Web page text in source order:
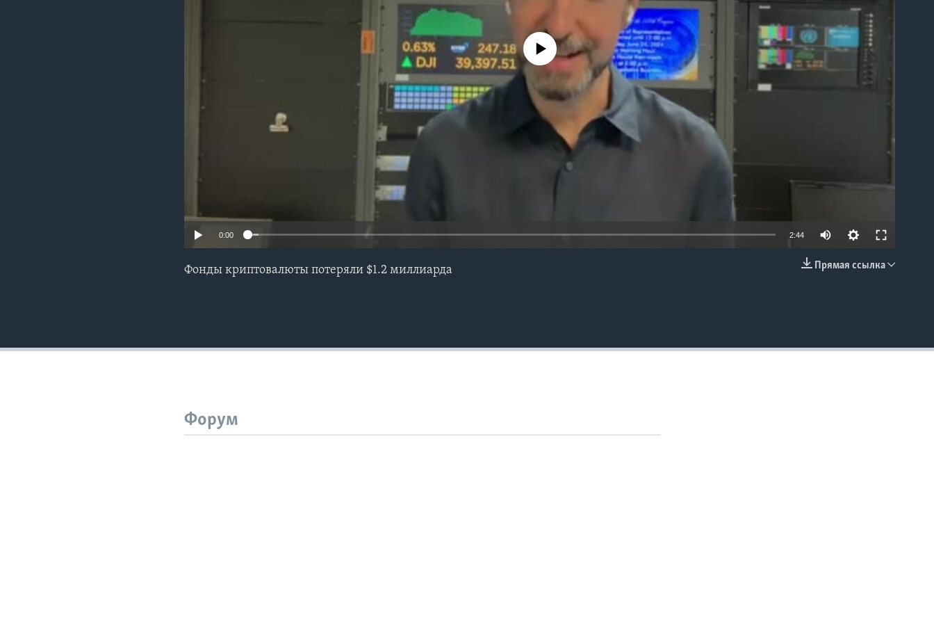
No media source currently available
0:00 2:44
Прямая ссылка
Фонды криптовалюты потеряли $1.2 миллиарда
Форум